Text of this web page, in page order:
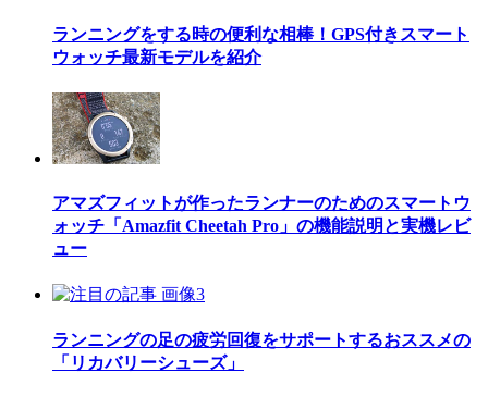
ランニングをする時の便利な相棒！GPS付きスマート
ウォッチ最新モデルを紹介
アマズフィットが作ったランナーのためのスマートウ
ォッチ「Amazfit Cheetah Pro」の機能説明と実機レビ
ュー
ランニングの足の疲労回復をサポートするおススメの
「リカバリーシューズ」